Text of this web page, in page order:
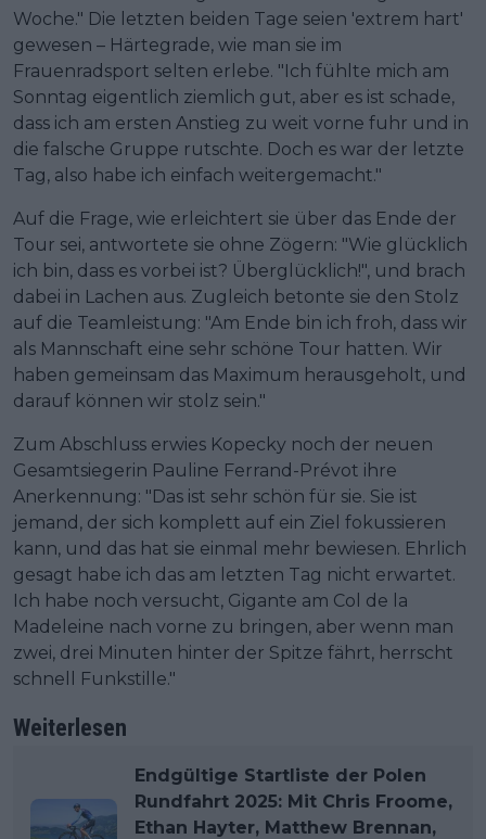
Woche." Die letzten beiden Tage seien 'extrem hart'
gewesen – Härtegrade, wie man sie im
Frauenradsport selten erlebe. "Ich fühlte mich am
Sonntag eigentlich ziemlich gut, aber es ist schade,
dass ich am ersten Anstieg zu weit vorne fuhr und in
die falsche Gruppe rutschte. Doch es war der letzte
Tag, also habe ich einfach weitergemacht."
Auf die Frage, wie erleichtert sie über das Ende der
Tour sei, antwortete sie ohne Zögern: "Wie glücklich
ich bin, dass es vorbei ist? Überglücklich!", und brach
dabei in Lachen aus. Zugleich betonte sie den Stolz
auf die Teamleistung: "Am Ende bin ich froh, dass wir
als Mannschaft eine sehr schöne Tour hatten. Wir
haben gemeinsam das Maximum herausgeholt, und
darauf können wir stolz sein."
Zum Abschluss erwies Kopecky noch der neuen
Gesamtsiegerin Pauline Ferrand-Prévot ihre
Anerkennung: "Das ist sehr schön für sie. Sie ist
jemand, der sich komplett auf ein Ziel fokussieren
kann, und das hat sie einmal mehr bewiesen. Ehrlich
gesagt habe ich das am letzten Tag nicht erwartet.
Ich habe noch versucht, Gigante am Col de la
Madeleine nach vorne zu bringen, aber wenn man
zwei, drei Minuten hinter der Spitze fährt, herrscht
schnell Funkstille."
Weiterlesen
Endgültige Startliste der Polen
Rundfahrt 2025: Mit Chris Froome,
Ethan Hayter, Matthew Brennan,